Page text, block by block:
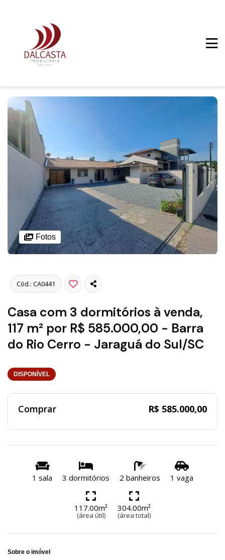
Fotos
Cód.: CA0441
Casa com 3 dormitórios à venda,
117 m² por R$ 585.000,00 - Barra
do Rio Cerro - Jaraguá do Sul/SC
DISPONÍVEL
Comprar R$ 585.000,00
1 sala 3 dormitórios 2 banheiros 1 vaga
117.00m²
(área útil)
304.00m²
(área total)
Sobre o imóvel